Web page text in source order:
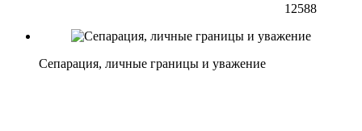
12588
Сепарация, личные границы и уважение